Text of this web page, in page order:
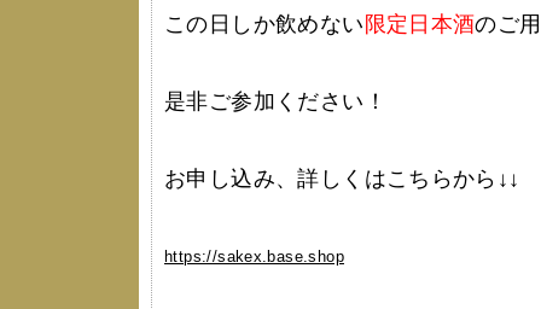
この日しか飲めない 限定日本酒のご
是非ご参加ください！
お申し込み、詳しくはこちらから↓↓
https://sakex.base.shop